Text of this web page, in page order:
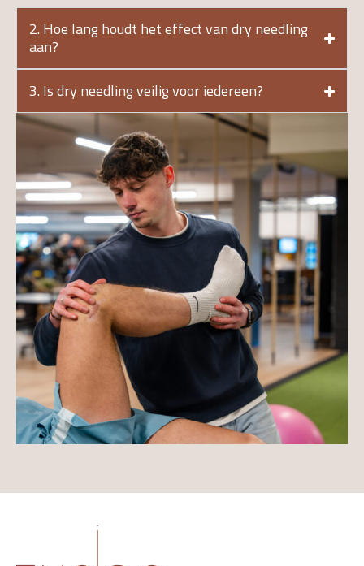
2. Hoe lang houdt het effect van dry needling
aan?
3. Is dry needling veilig voor iedereen?